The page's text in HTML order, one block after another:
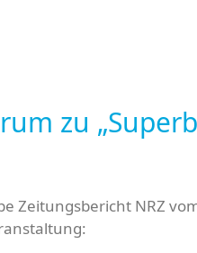
zu
Zeitungsbericht NRZ